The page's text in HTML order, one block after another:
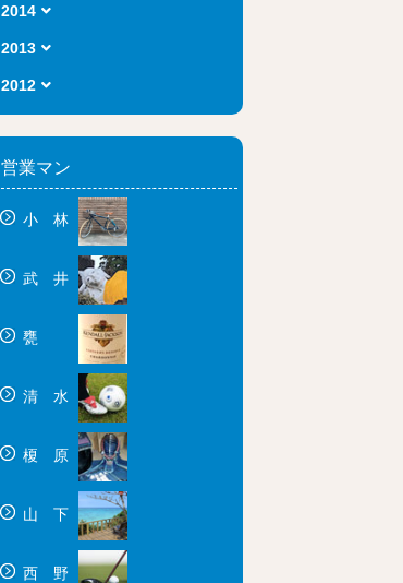
2014
2013
2012
営業マン
小 林
武 井
甕
清 水
榎 原
山 下
西 野